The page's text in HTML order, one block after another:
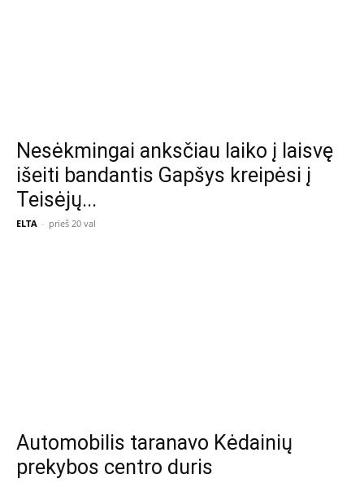
Nesėkmingai anksčiau laiko į laisvę
išeiti bandantis Gapšys kreipėsi į
Teisėjų...
ELTA - prieš 20 val
Automobilis taranavo Kėdainių
prekybos centro duris